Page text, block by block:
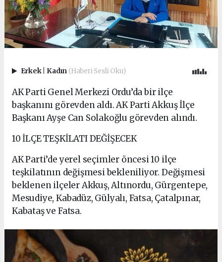
Erkek Kadın (Haberi Sesli Oku)
AK Parti Genel Merkezi Ordu’da bir ilçe
başkanını görevden aldı. AK Parti Akkuş İlçe
Başkanı Ayşe Can Solakoğlu görevden alındı.
10 İLÇE TEŞKİLATI DEĞİŞECEK
AK Parti’de yerel seçimler öncesi 10 ilçe
teşkilatının değişmesi bekleniliyor. Değişmesi
beklenen ilçeler Akkuş, Altınordu, Gürgentepe,
Mesudiye, Kabadüz, Gülyalı, Fatsa, Çatalpınar,
Kabataş ve Fatsa.